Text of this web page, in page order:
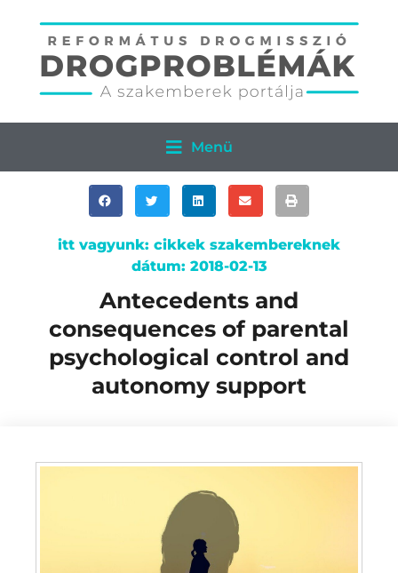
Menü
itt vagyunk: cikkek szakembereknek
dátum: 2018-02-13
Antecedents and
consequences of parental
psychological control and
autonomy support